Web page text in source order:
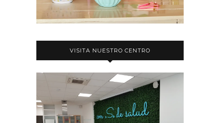
VISITA NUESTRO CENTRO